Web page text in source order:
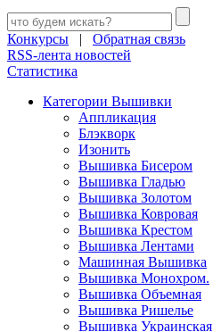
Конкурсы | Обратная связь
RSS-лента новостей
Статистика
Категории Вышивки
Аппликация
Блэкворк
Изонить
Вышивка Бисером
Вышивка Гладью
Вышивка Золотом
Вышивка Ковровая
Вышивка Крестом
Вышивка Лентами
Машинная Вышивка
Вышивка Монохром.
Вышивка Объемная
Вышивка Ришелье
Вышивка Украинская